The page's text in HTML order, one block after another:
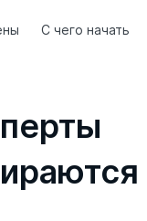
С чего начать